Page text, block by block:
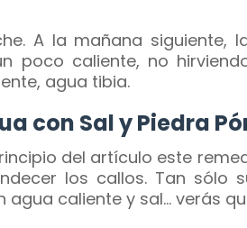
A la mañana siguiente,
poco caliente, no
agua tibia.
con Sal y Piedra
del artículo este
los callos. Tan sólo
caliente y sal... verás